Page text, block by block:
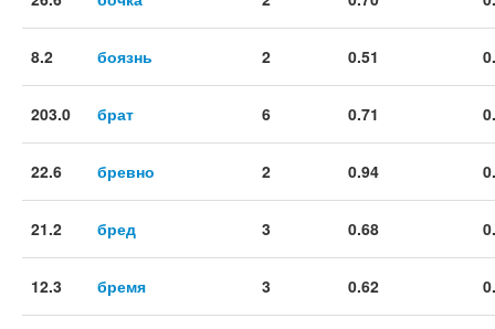
8.2 боязнь 2 0.51
203.0 брат 6 0.71
22.6 бревно 2 0.94
21.2 бред 3 0.68
12.3 бремя 3 0.62